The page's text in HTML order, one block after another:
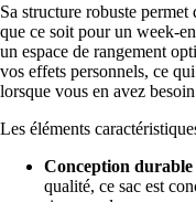
Sa structure robuste
que ce soit pour un week-
un espace de rangement
vos effets personnels, ce
lorsque vous en avez
Les éléments
Conception durable
qualité, ce sac est